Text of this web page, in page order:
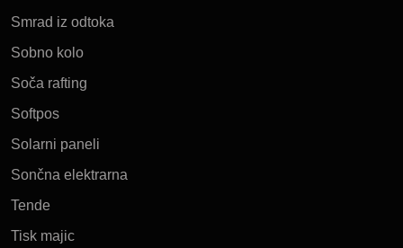
Smrad iz odtoka
Sobno kolo
Soča rafting
Softpos
Solarni paneli
Sončna elektrarna
Tende
Tisk majic